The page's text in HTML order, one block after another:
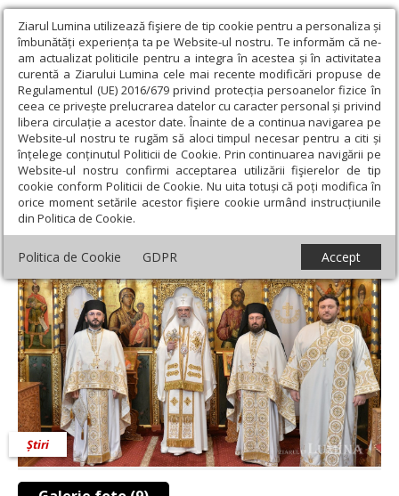
Ziarul Lumina utilizează fişiere de tip cookie pentru a personaliza și
îmbunătăți experiența ta pe Website-ul nostru. Te informăm că ne-
am actualizat politicile pentru a integra în acestea și în activitatea
curentă a Ziarului Lumina cele mai recente modificări propuse de
Regulamentul (UE) 2016/679 privind protecția persoanelor fizice în
ceea ce privește prelucrarea datelor cu caracter personal și privind
libera circulație a acestor date. Înainte de a continua navigarea pe
Website-ul nostru te rugăm să aloci timpul necesar pentru a citi și
înțelege conținutul Politicii de Cookie. Prin continuarea navigării pe
Website-ul nostru confirmi acceptarea utilizării fişierelor de tip
cookie conform Politicii de Cookie. Nu uita totuși că poți modifica în
orice moment setările acestor fişiere cookie urmând instrucțiunile
din Politica de Cookie.
Politica de Cookie GDPR Accept
Ziarul Lumina › Actualitate religioasă › Știri › Zi de hram la
Paraclisul istoric din Reședința Patriarhală
Zi de hram la Paraclisul istoric din
Reședința Patriarhală
Știri